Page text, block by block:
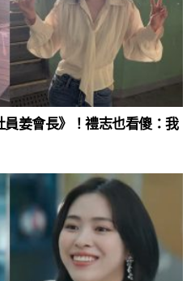
姜會長》！禮志也看傻：我